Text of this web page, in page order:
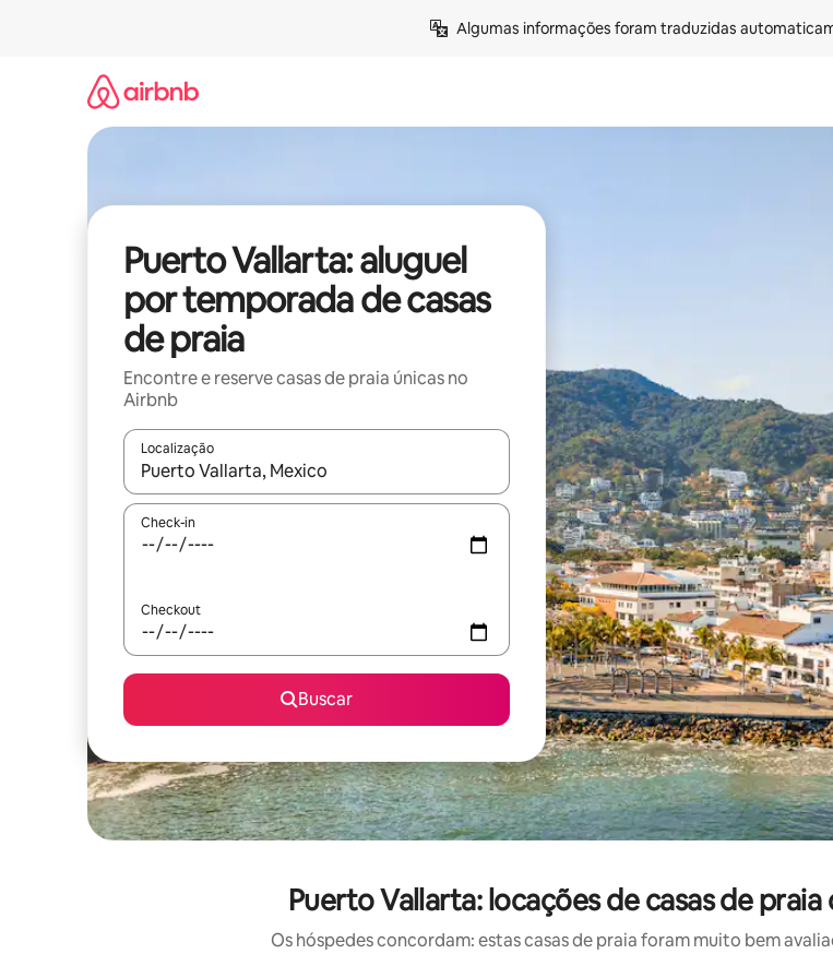
Algumas informações foram traduzidas
Puerto Vallarta: aluguel
por temporada de casas
de praia
Encontre e reserve casas de praia únicas no
Airbnb
Localização
Quando os resultados estiverem disponíveis, explore-os usando as seta para cima e para baixo
Check-in
Checkout
Buscar
Puerto Vallarta: locações de casas de
Os hóspedes concordam: estas casas de praia foram muito bem